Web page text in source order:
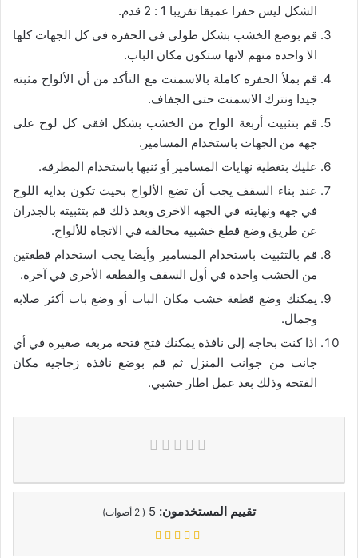
الشكل ليس حفرا عميقا تقريبا 1 : 2 قدم.
قم بوضع الخشب بشكل طولي في الحفره في كل الجهات كلها
الا واحده منهم لانها ستكون مكان الباب.
قم بملأ الحفره كاملة بالاسمنت مع التأكد من أن الألواح مثبته
جيدا ونترك الاسمنت حتى الجفاف.
قم بتثبيت أربعة الواح من الخشب بشكل افقي كل لوح على
جهه من الجهات باستخدام المسامير.
عليك بتغطية نهايات المسامير أو ثنيها باستخدام المطرقه.
عند بناء السقف يجب أن تضع الألواح بحيث تكون بدايه اللوح
في جهه ونهايته في الجهه الاخرى وبعد ذلك قم بتثبيته بالجدران
عن طريق وضع قطع خشبيه مخالفه في الاتجاه للألواح.
قم بالتثبيت باستخدام المسامير وأيضا يجب استخدام قطعتين
من الخشب واحده في أول السقف والقطعه الأخرى في آخره.
يمكنك وضع قطعة خشب مكان الباب أو وضع باب أكثر صلابه
وجمال.
اذا كنت بحاجه إلى نافذه يمكنك فتح فتحه مربعه صغيره في أي
جانب من جوانب المنزل ثم قم بوضع نافذه زجاجيه مكان
الفتحه وذلك بعد عمل اطار خشبي.
تقييم المستخدمون: 5
(
2 أصوات)